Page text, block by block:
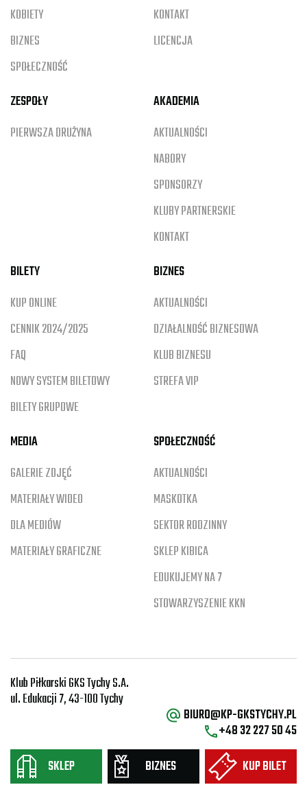
KOBIETY
BIZNES
SPOŁECZNOŚĆ
KONTAKT
LICENCJA
ZESPOŁY
PIERWSZA DRUŻYNA
AKADEMIA
AKTUALNOŚCI
NABORY
SPONSORZY
KLUBY PARTNERSKIE
KONTAKT
BILETY
KUP ONLINE
CENNIK 2024/2025
FAQ
NOWY SYSTEM BILETOWY
BILETY GRUPOWE
BIZNES
AKTUALNOŚCI
DZIAŁALNOŚĆ BIZNESOWA
KLUB BIZNESU
STREFA VIP
MEDIA
GALERIE ZDJĘĆ
MATERIAŁY WIDEO
DLA MEDIÓW
MATERIAŁY GRAFICZNE
SPOŁECZNOŚĆ
AKTUALNOŚCI
MASKOTKA
SEKTOR RODZINNY
SKLEP KIBICA
EDUKUJEMY NA 7
STOWARZYSZENIE KKN
Klub Piłkarski GKS Tychy S.A.
ul. Edukacji 7, 43-100 Tychy
SKLEP BIZNES KUP BILET
BIURO@KP-GKSTYCHY.PL
+48 32 227 50 45